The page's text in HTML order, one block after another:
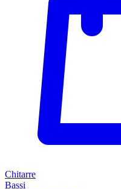
Chitarre
Bassi